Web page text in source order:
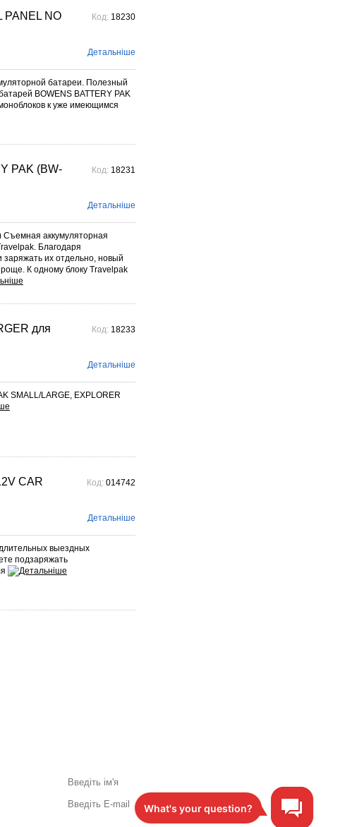
PANEL NO
Код: 18230
Детальніше
батареи. Полезный
BOWENS BATTERY PAK
к уже имеющимся
PAK (BW-
Код: 18231
Детальніше
Съемная аккумуляторная
Благодаря
их отдельно, новый
К одному блоку Travelpak
для
Код: 18233
Детальніше
SMALL/LARGE, EXPLORER
CAR
Код: 014742
Детальніше
выездных
подзаряжать